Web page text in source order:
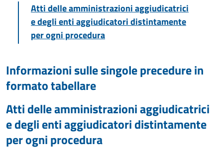
Atti delle amministrazioni aggiudicatrici
e degli enti aggiudicatori distintamente
per ogni procedura
Informazioni sulle singole precedure in
formato tabellare
Atti delle amministrazioni aggiudicatrici
e degli enti aggiudicatori distintamente
per ogni procedura